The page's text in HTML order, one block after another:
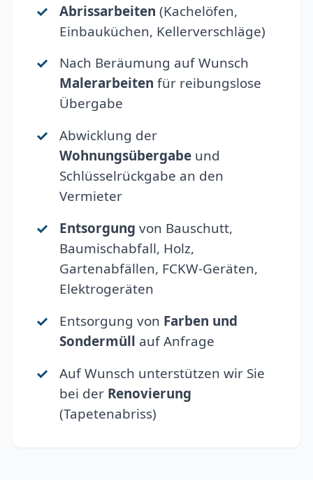
Abrissarbeiten (Kachelöfen,
Einbauküchen, Kellerverschläge)
Nach Beräumung auf Wunsch
Malerarbeiten für reibungslose
Übergabe
Abwicklung der
Wohnungsübergabeund
Schlüsselrückgabe an den
Vermieter
Entsorgung von Bauschutt,
Baumischabfall, Holz,
Gartenabfällen, FCKW-Geräten,
Elektrogeräten
Entsorgung von Farben und
Sondermüll auf Anfrage
Auf Wunsch unterstützen wir Sie
bei der Renovierung
(Tapetenabriss)